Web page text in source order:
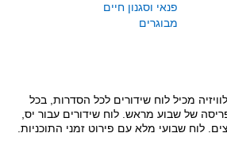
פנאי וסגנון חיים
מבוגרים
מכיל לוח שידורים לכל הסדרות, בכל
של שבוע מראש. לוח שידורים עבור יס,
לוח שבועי מלא עם פירוט זמני התוכניות.